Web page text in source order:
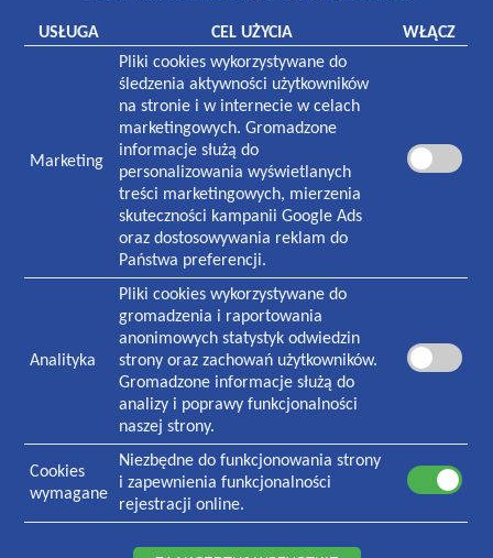
7:00-16:00 poniedziałek-piątek
8:30-12:30 sobota
Pracownia rentgenowska:
8:00-18:30 poniedziałek-piątek
8:30-13:00 sobota
NASZA PLACÓWKA
Plac Zwycięstwa 1
70-233 Szczecin
Czynna w godzinach:
7:30-19:00 poniedziałek-piątek
8:30-13:00 sobota
KONTAKT
Informacja i rejestracja ogólna
91 434 73 06
Rejestracja stomatologiczna
91 484 65 67
534 742 148
Laboratorium
USŁUGA CEL UŻYCIA WŁĄCZ
Marketing
Pliki cookies wykorzystywane do
śledzenia aktywności użytkowników
na stronie i w internecie w celach
marketingowych. Gromadzone
informacje służą do
personalizowania wyświetlanych
treści marketingowych, mierzenia
skuteczności kampanii Google Ads
oraz dostosowywania reklam do
Państwa preferencji.
Analityka
Pliki cookies wykorzystywane do
gromadzenia i raportowania
anonimowych statystyk odwiedzin
strony oraz zachowań użytkowników.
Gromadzone informacje służą do
analizy i poprawy funkcjonalności
naszej strony.
Cookies
wymagane
Niezbędne do funkcjonowania strony
i zapewnienia funkcjonalności
rejestracji online.